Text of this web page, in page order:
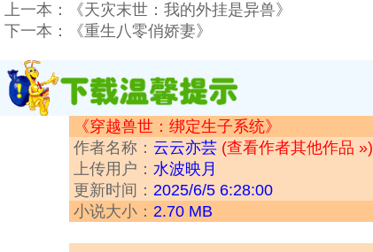
上一本：
《天灾末世：我的外挂是异兽》
下一本：
《重生八零俏娇妻》
《穿越兽世：绑定生子系统》
作者名称： 云云亦芸 (查看作者其他作品 »)
上传用户： 水波映月
更新时间： 2025/6/5 6:28:00
小说大小： 2.70 MB